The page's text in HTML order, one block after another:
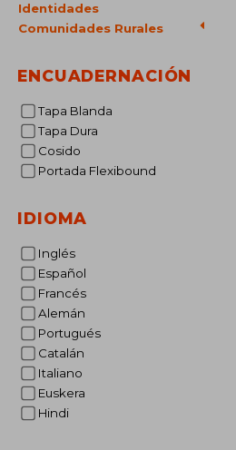
Identidades
Comunidades Rurales
ENCUADERNACIÓN
Tapa Blanda
Tapa Dura
Cosido
Portada Flexibound
IDIOMA
Inglés
Español
Francés
Alemán
Portugués
Catalán
Italiano
Euskera
Hindi